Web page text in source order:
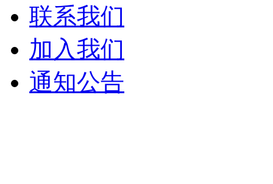
联系我们
加入我们
通知公告